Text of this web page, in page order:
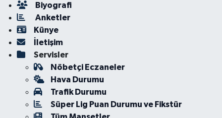
Biyografi
Anketler
Künye
İletişim
Servisler
Nöbetçi Eczaneler
Hava Durumu
Trafik Durumu
Süper Lig Puan Durumu ve Fikstür